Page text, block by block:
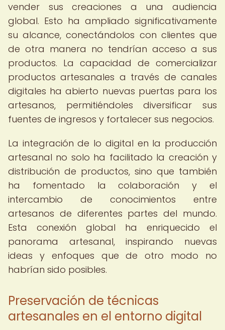
vender sus creaciones a una audiencia
global. Esto ha ampliado significativamente
su alcance, conectándolos con clientes que
de otra manera no tendrían acceso a sus
productos. La capacidad de comercializar
productos artesanales a través de canales
digitales ha abierto nuevas puertas para los
artesanos, permitiéndoles diversificar sus
fuentes de ingresos y fortalecer sus negocios.
La integración de lo digital en la producción
artesanal no solo ha facilitado la creación y
distribución de productos, sino que también
ha fomentado la colaboración y el
intercambio de conocimientos entre
artesanos de diferentes partes del mundo.
Esta conexión global ha enriquecido el
panorama artesanal, inspirando nuevas
ideas y enfoques que de otro modo no
habrían sido posibles.
Preservación de técnicas
artesanales en el entorno digital